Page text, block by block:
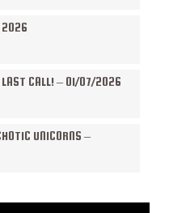
2026
LAST CALL! – 01/07/2026
UNICORNS –